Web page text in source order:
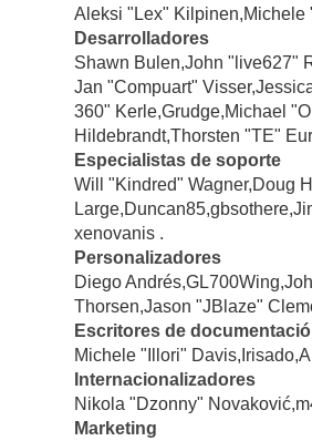
Aleksi "Lex" Kilpinen,Michele
Desarrolladores
Shawn Bulen,John "live627"
Jan "Compuart"
360" Kerle,Grudge,Michael
Hildebrandt,Thorsten "TE"
Especialistas de soporte
Will "Kindred" Wagner,Doug
xenovanis .
Personalizadores
Diego
Thorsen,Jason "JBlaze"
Escritores de
Michele "Illori"
Internacionalizadores
Nikola "Dzonny"
Marketing